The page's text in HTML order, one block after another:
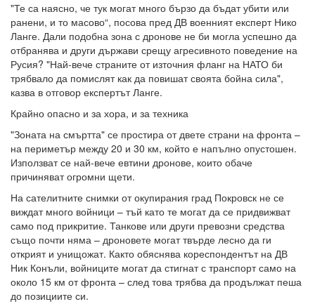
"Те са наясно, че тук могат много бързо да бъдат убити или
ранени, и то масово“, посова пред ДВ военният експерт Нико
Ланге. Дали подобна зона с дронове не би могла успешно да
отбранява и други държави срещу агресивното поведение на
Русия? "Най-вече страните от източния фланг на НАТО би
трябвало да помислят как да повишат своята бойна сила",
казва в отговор експертът Ланге.
Крайно опасно и за хора, и за техника
"Зоната на смъртта" се простира от двете страни на фронта –
на периметър между 20 и 30 км, който е напълно опустошен.
Използват се най-вече евтини дронове, които обаче
причиняват огромни щети.
На сателитните снимки от окупирания град Покровск не се
виждат много войници – тъй като те могат да се придвижват
само под прикритие. Танкове или други превозни средства
също почти няма – дроновете могат твърде лесно да ги
открият и унищожат. Както обяснява кореспондентът на ДВ
Ник Конъли, войниците могат да стигнат с транспорт само на
около 15 км от фронта – след това трябва да продължат пеша
до позициите си.